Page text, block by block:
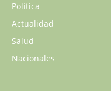
Política
Actualidad
Salud
Nacionales